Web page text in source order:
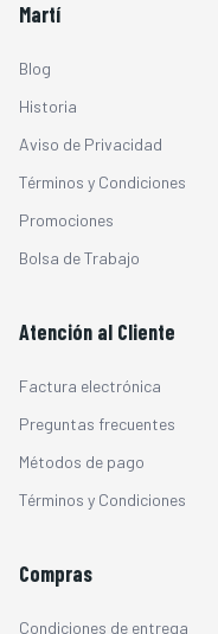
Martí
Blog
Historia
Aviso de Privacidad
Términos y Condiciones
Promociones
Bolsa de Trabajo
Atención al Cliente
Factura electrónica
Preguntas frecuentes
Métodos de pago
Términos y Condiciones
Compras
Condiciones de entrega